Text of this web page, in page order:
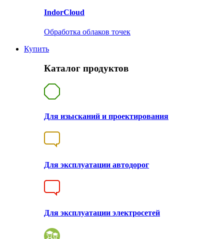
IndorCloud
Обработка облаков точек
Купить
Каталог продуктов
Для изысканий и проектирования
Для эксплуатации автодорог
Для эксплуатации электросетей